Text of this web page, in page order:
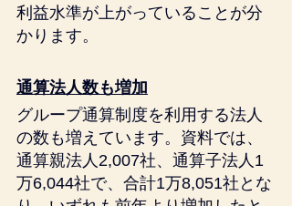
利益水準が上がっていることが分
かります。
通算法人数も増加
グループ通算制度を利用する法人
の数も増えています。資料では、
通算親法人2,007社、通算子法人1
万6,044社で、合計1万8,051社とな